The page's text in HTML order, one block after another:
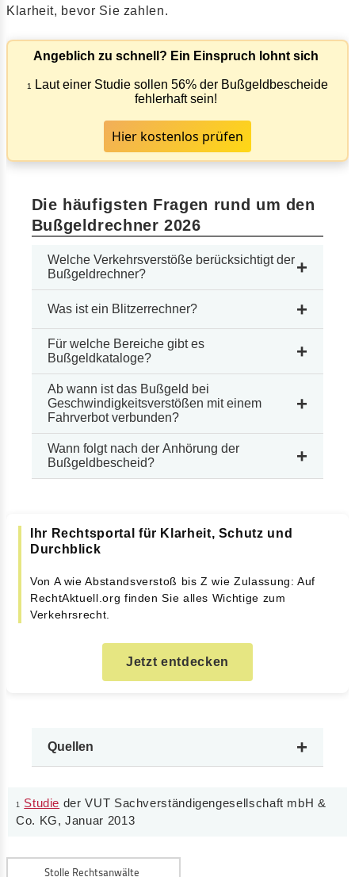
Klarheit, bevor Sie zahlen.
Angeblich zu schnell? Ein Einspruch lohnt sich
1
Laut einer Studie sollen 56% der Bußgeldbescheide
fehlerhaft sein!
Hier kostenlos prüfen
Die häufigsten Fragen rund um den
Bußgeldrechner 2026
Welche Verkehrsverstöße berücksichtigt der
Bußgeldrechner?
+
Was ist ein Blitzerrechner? +
Für welche Bereiche gibt es
Bußgeldkataloge?
+
Ab wann ist das Bußgeld bei
Geschwindigkeitsverstößen mit einem
Fahrverbot verbunden?
+
Wann folgt nach der Anhörung der
Bußgeldbescheid?
+
Ihr Rechtsportal für Klarheit, Schutz und
Durchblick
Von A wie Abstandsverstoß bis Z wie Zulassung: Auf
RechtAktuell.org finden Sie alles Wichtige zum
Verkehrsrecht.
Jetzt entdecken
Quellen +
1 Studie der VUT Sachverständigengesellschaft mbH &
Co. KG, Januar 2013